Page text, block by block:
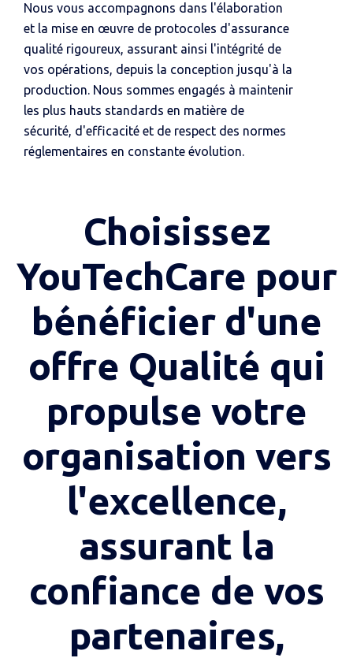
Nous vous accompagnons dans l'élaboration
et la mise en œuvre de protocoles d'assurance
qualité rigoureux, assurant ainsi l'intégrité de
vos opérations, depuis la conception jusqu'à la
production. Nous sommes engagés à maintenir
les plus hauts standards en matière de
sécurité, d'efficacité et de respect des normes
réglementaires en constante évolution.
Choisissez
YouTechCare pour
bénéficier d'une
offre Qualité qui
propulse votre
organisation vers
l'excellence,
assurant la
confiance de vos
partenaires,